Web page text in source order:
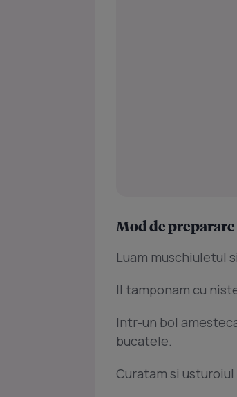
Mod de preparare
Luam muschiuletul
Il tamponam cu
Intr-un bol
bucatele.
Curatam si